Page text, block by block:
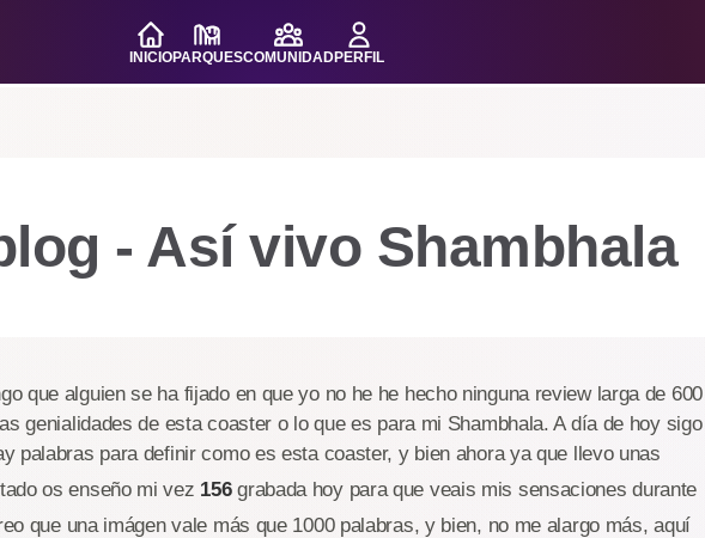
INICIOPARQUESCOMUNIDADPERFIL
- Así vivo Shambhala
que alguien se ha fijado en que yo no he he hecho ninguna review larga de 600
genialidades de esta coaster o lo que es para mi Shambhala. A día de hoy sigo
palabras para definir como es esta coaster, y bien ahora ya que llevo unas
os enseño mi vez 156grabada hoy para que veais mis sensaciones durante
que una imágen vale más que 1000 palabras, y bien, no me alargo más, aquí